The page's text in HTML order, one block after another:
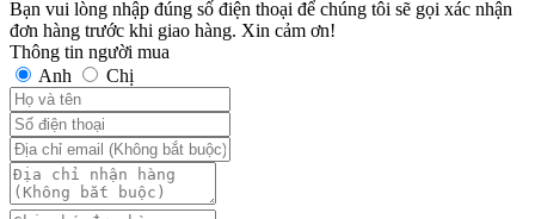
Bạn vui lòng nhập đúng số điện thoại để chúng tôi sẽ gọi xác nhận
đơn hàng trước khi giao hàng. Xin cảm ơn!
Thông tin người mua
Anh
Chị